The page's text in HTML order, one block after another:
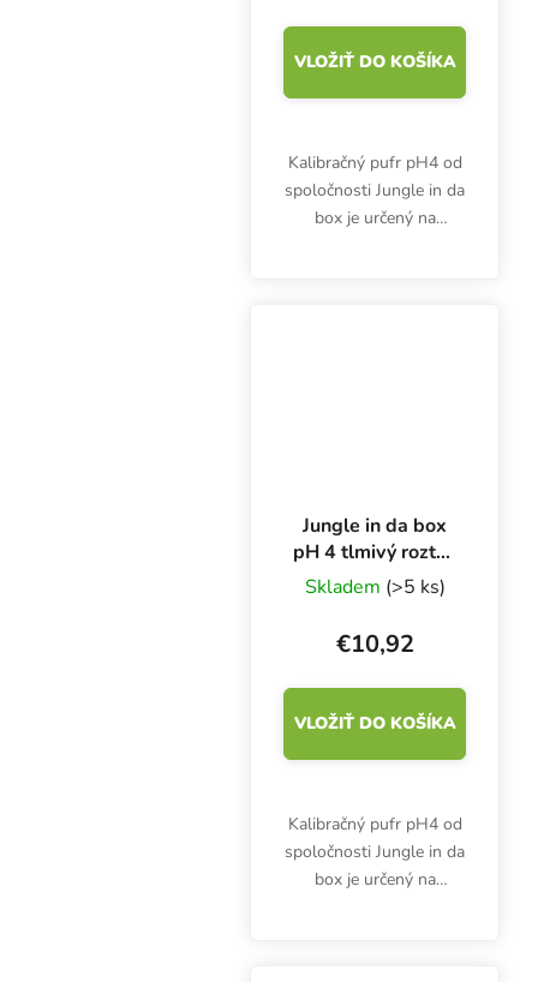
VLOŽIŤ DO KOŠÍKA
Kalibračný pufr pH4 od
spoločnosti Jungle in da
box je určený na
Jungle in da box
pH 4 tlmivý roztok
1 l, kalibračný
roztok
Skladem (>5 ks)
€10,92
VLOŽIŤ DO KOŠÍKA
Kalibračný pufr pH4 od
spoločnosti Jungle in da
box je určený na